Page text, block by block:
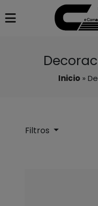
Inicio»
Filtros